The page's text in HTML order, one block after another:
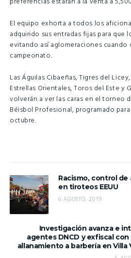
El equipo exhorta a todos los
adquirido sus entradas fijas para que
evitando así aglomeraciones cuando
campeonato.
Las Águilas Cibaeñas, Tigres del
Estrellas Orientales, Toros del Este y
volverán a ver las caras en el torneo
Béisbol Profesional, programado
octubre.
Racismo, control de
en tiroteos EEUU
6 AGOSTO, 2019
Investigación avanza e
agentes DNCD y exfiscal
allanamiento a barbería en Villa